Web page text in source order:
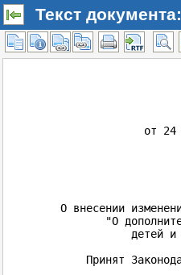
Текст документа: